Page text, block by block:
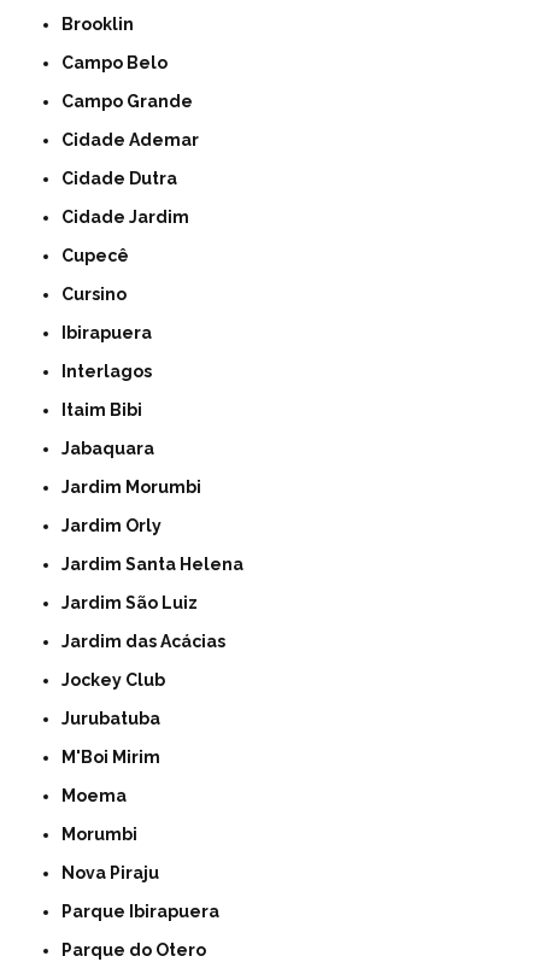
Brooklin
Campo Belo
Campo Grande
Cidade Ademar
Cidade Dutra
Cidade Jardim
Cupecê
Cursino
Ibirapuera
Interlagos
Itaim Bibi
Jabaquara
Jardim Morumbi
Jardim Orly
Jardim Santa Helena
Jardim São Luiz
Jardim das Acácias
Jockey Club
Jurubatuba
M'Boi Mirim
Moema
Morumbi
Nova Piraju
Parque Ibirapuera
Parque do Otero